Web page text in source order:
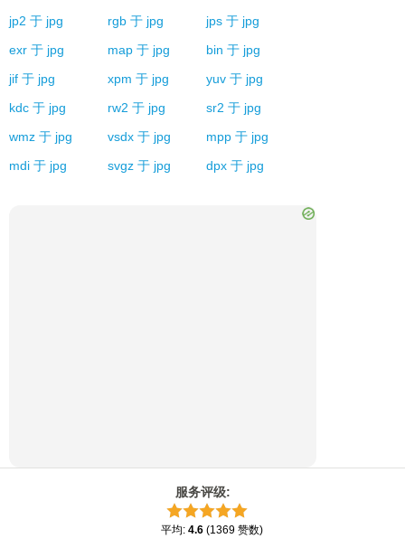
jp2 于 jpg rgb 于 jpg jps 于 jpg
exr 于 jpg map 于 jpg bin 于 jpg
jif 于 jpg xpm 于 jpg yuv 于 jpg
kdc 于 jpg rw2 于 jpg sr2 于 jpg
wmz 于 jpg vsdx 于 jpg mpp 于 jpg
mdi 于 jpg svgz 于 jpg dpx 于 jpg
服务评级:
平均: 4.6 (1369 赞数)